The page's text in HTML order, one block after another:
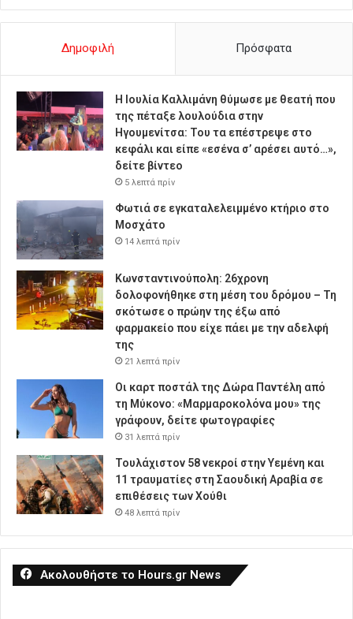
Δημοφιλή Πρόσφατα
Η Ιουλία Καλλιμάνη θύμωσε με θεατή που
της πέταξε λουλούδια στην
Ηγουμενίτσα: Του τα επέστρεψε στο
κεφάλι και είπε «εσένα σ’ αρέσει αυτό…»,
δείτε βίντεο
5 λεπτά πρίν
Φωτιά σε εγκαταλελειμμένο κτήριο στο
Μοσχάτο
14 λεπτά πρίν
Κωνσταντινούπολη: 26χρονη
δολοφονήθηκε στη μέση του δρόμου – Τη
σκότωσε ο πρώην της έξω από
φαρμακείο που είχε πάει με την αδελφή
της
21 λεπτά πρίν
Οι καρτ ποστάλ της Δώρα Παντέλη από
τη Μύκονο: «Μαρμαροκολόνα μου» της
γράφουν, δείτε φωτογραφίες
31 λεπτά πρίν
Τουλάχιστον 58 νεκροί στην Υεμένη και
11 τραυματίες στη Σαουδική Αραβία σε
επιθέσεις των Χούθι
48 λεπτά πρίν
Ακολουθήστε το Hours.gr News